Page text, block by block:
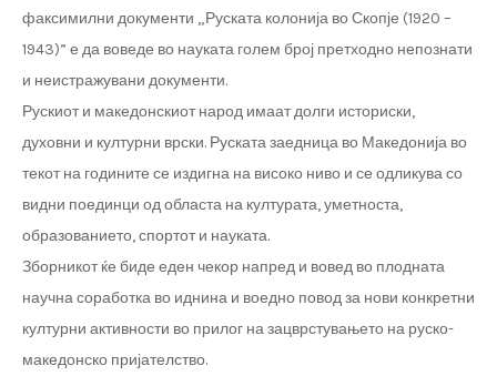
факсимилни документи „Руската колонија во Скопје (1920 –
1943)” е да воведе во науката голем број претходно непознати
и неистражувани документи.
Рускиот и македонскиот народ имаат долги историски,
духовни и културни врски. Руската заедница во Македонија во
текот на годините се издигна на високо ниво и се одликува со
видни поединци од областа на културата, уметноста,
образованието, спортот и науката.
Зборникот ќе биде еден чекор напред и вовед во плодната
научна соработка во иднина и воедно повод за нови конкретни
културни активности во прилог на зацврстувањето на руско-
македонско пријателство.